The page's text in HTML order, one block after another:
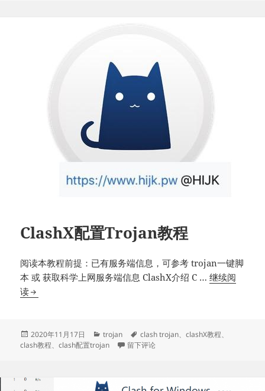
ClashX配置Trojan教程
阅读本教程前提：已有服务端信息，可参考 trojan一键脚
本 或 获取科学上网服务端信息 ClashX介绍 C …继续阅
读ClashX
Trojan
教
发
布
2020年11月17日
分
类
trojan
标
签
clash trojan、clashX教程、
clash教程、clash配置trojan 于ClashX配置Trojan教程
留下评论